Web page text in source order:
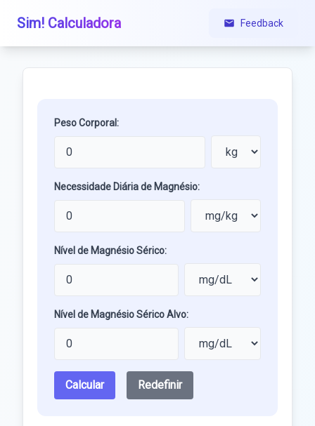
Sim! Calculadora Feedback
Peso Corporal:
Necessidade Diária de Magnésio:
Nível de Magnésio Sérico:
Nível de Magnésio Sérico Alvo:
Calcular Redefinir